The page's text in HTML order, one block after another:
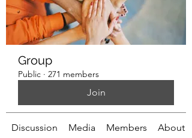
Group
Public · 271 members
Join
Discussion Media Members About